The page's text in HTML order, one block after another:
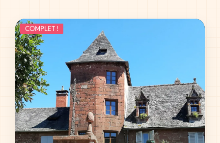
COMPLET !